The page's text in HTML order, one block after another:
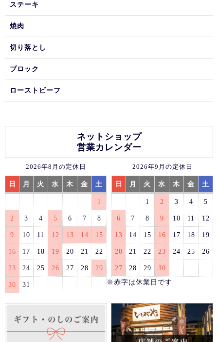
ステーキ
焼肉
切り落とし
ブロック
ローストビーフ
ネットショップ
営業カレンダー
2026年8月の定休日
日 月 火 水 木 金 土
1
2 3 4 5 6 7 8
9 10 11 12 13 14 15
16 17 18 19 20 21 22
23 24 25 26 27 28 29
30 31
2026年9月の定休日
日 月 火 水 木 金 土
1 2 3 4 5
6 7 8 9 10 11 12
13 14 15 16 17 18 19
20 21 22 23 24 25 26
27 28 29
30
※赤字は休業日です